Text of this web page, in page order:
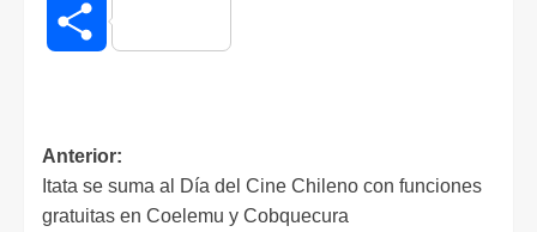
Compartir
Anterior:
Itata se suma al Día del Cine Chileno con funciones
gratuitas en Coelemu y Cobquecura